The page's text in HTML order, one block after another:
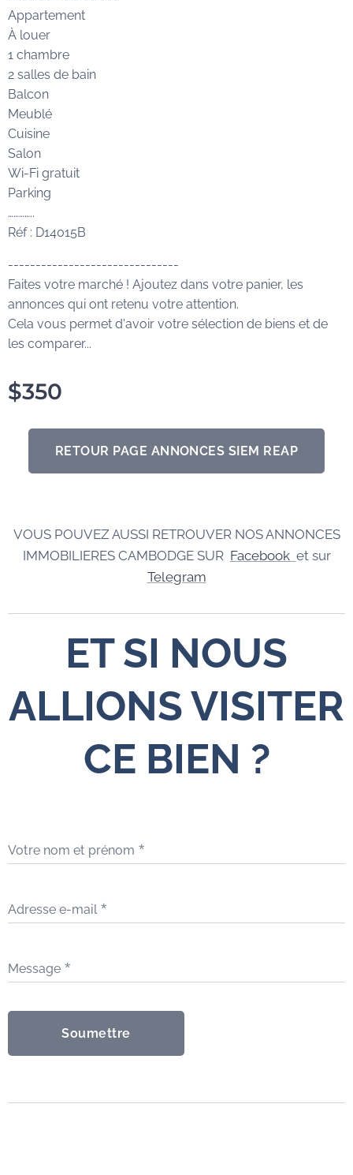
Appartement
À louer
1 chambre
2 salles de bain
Balcon
Meublé
Cuisine
Salon
Wi-Fi gratuit
Parking
…………..
Réf : D14015B
-------------------------------
Faites votre marché ! Ajoutez dans votre panier, les
annonces qui ont retenu votre attention.
Cela vous permet d'avoir votre sélection de biens et de
les comparer...
$350
RETOUR PAGE ANNONCES SIEM REAP
VOUS POUVEZ AUSSI RETROUVER NOS ANNONCES
IMMOBILIERES CAMBODGE SUR Facebook et sur
Telegram
ET SI NOUS
ALLIONS VISITER
CE BIEN ?
Votre nom et prénom
Adresse e-mail
Message
Soumettre